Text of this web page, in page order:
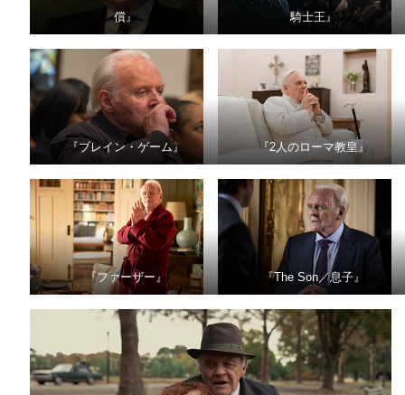
償』
騎士王』
『ブレイン・ゲーム』 『2人のローマ教皇』
『ファーザー』 『The Son／息子』